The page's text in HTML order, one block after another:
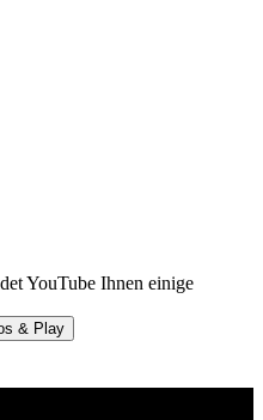
YouTube Ihnen einige
& Play